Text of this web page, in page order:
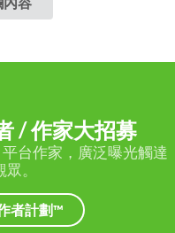
/ 作家大招募
台作家，廣泛曝光觸達
。
者計劃™